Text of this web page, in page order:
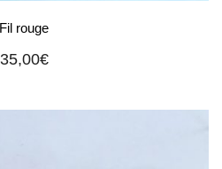
Fil rouge
35,00€